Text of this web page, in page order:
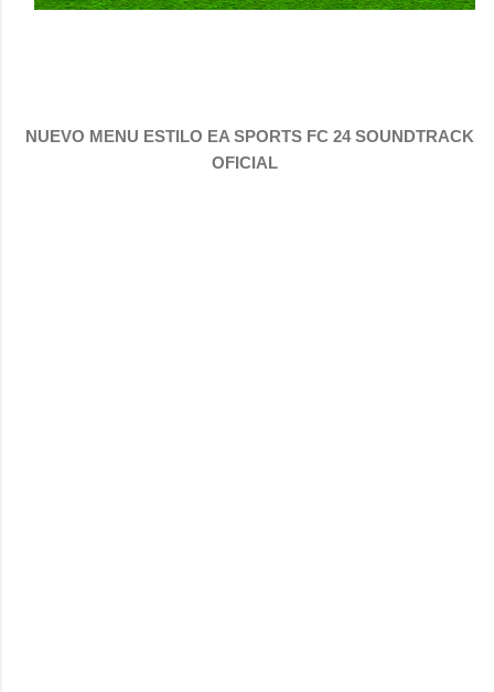
NUEVO MENU ESTILO EA SPORTS FC 24 SOUNDTRACK
OFICIAL